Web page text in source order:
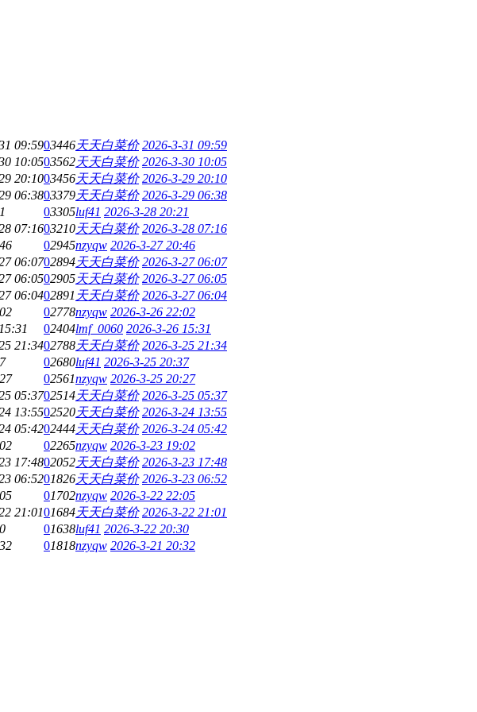
09:5903446天天白菜价 2026-3-31 09:59
10:0503562天天白菜价 2026-3-30 10:05
20:1003456天天白菜价 2026-3-29 20:10
06:3803379天天白菜价 2026-3-29 06:38
03305luf41 2026-3-28 20:21
07:1603210天天白菜价 2026-3-28 07:16
02945nzyqw 2026-3-27 20:46
06:0702894天天白菜价 2026-3-27 06:07
06:0502905天天白菜价 2026-3-27 06:05
06:0402891 天天白菜价 2026-3-27 06:04
02778nzyqw 2026-3-26 22:02
02404lmf_0060 2026-3-26 15:31
21:3402788天天白菜价 2026-3-25 21:34
02680luf41 2026-3-25 20:37
02561nzyqw 2026-3-25 20:27
05:3702514天天白菜价 2026-3-25 05:37
13:5502520天天白菜价 2026-3-24 13:55
05:4202444天天白菜价 2026-3-24 05:42
02265nzyqw 2026-3-23 19:02
17:4802052天天白菜价 2026-3-23 17:48
06:5201826天天白菜价 2026-3-23 06:52
01702nzyqw 2026-3-22 22:05
21:0101684天天白菜价 2026-3-22 21:01
01638luf41 2026-3-22 20:30
01818nzyqw 2026-3-21 20:32